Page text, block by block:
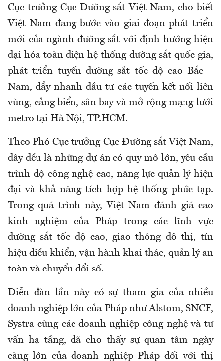
Cục trưởng Cục Đường sắt Việt Nam, cho biết
Việt Nam đang bước vào giai đoạn phát triển
mới của ngành đường sắt với định hướng hiện
đại hóa toàn diện hệ thống đường sắt quốc gia,
phát triển tuyến đường sắt tốc độ cao Bắc –
Nam, đẩy nhanh đầu tư các tuyến kết nối liên
vùng, cảng biển, sân bay và mở rộng mạng lưới
metro tại Hà Nội, TP.HCM.
Theo Phó Cục trưởng Cục Đường sắt Việt Nam,
đây đều là những dự án có quy mô lớn, yêu cầu
trình độ công nghệ cao, năng lực quản lý hiện
đại và khả năng tích hợp hệ thống phức tạp.
Trong quá trình này, Việt Nam đánh giá cao
kinh nghiệm của Pháp trong các lĩnh vực
đường sắt tốc độ cao, giao thông đô thị, tín
hiệu điều khiển, vận hành khai thác, quản lý an
toàn và chuyển đổi số.
Diễn đàn lần này có sự tham gia của nhiều
doanh nghiệp lớn của Pháp như Alstom, SNCF,
Systra cùng các doanh nghiệp công nghệ và tư
vấn hạ tầng, đã cho thấy sự quan tâm ngày
càng lớn của doanh nghiệp Pháp đối với thị